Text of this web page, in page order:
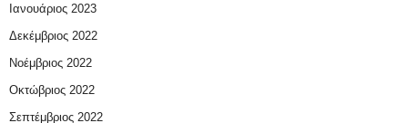
Ιανουάριος 2023
Δεκέμβριος 2022
Νοέμβριος 2022
Οκτώβριος 2022
Σεπτέμβριος 2022